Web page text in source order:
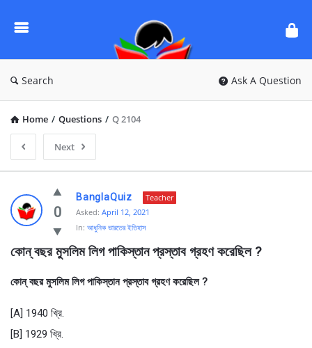
Questions
Search Ask A Question
Home / Questions / Q 2104
Next
Ask
Questions
BanglaQuiz
Latest
0
BanglaQuiz
Teacher
Asked: April 12, 2021
In: আধুনিক ভারতের ইতিহাস
কোন্ বছর মুসলিম লিগ পাকিস্তান প্রস্তাব গ্রহণ করেছিল ?
কোন্ বছর মুসলিম লিগ পাকিস্তান প্রস্তাব গ্রহণ করেছিল ?
[A] 1940 খ্রি.
[B] 1929 খ্রি.